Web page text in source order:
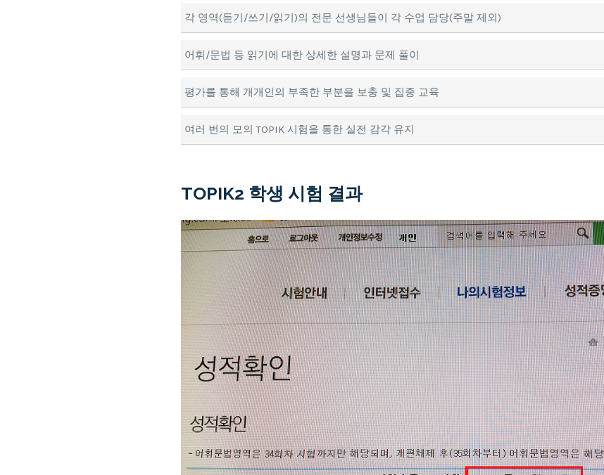
각 영역(듣기/쓰기/읽기)의 전문 선생님들이 각 수업 담당(주말 제외)
어휘/문법 등 읽기에 대한 상세한 설명과 문제 풀이
평가를 통해 개개인의 부족한 부분을 보충 및 집중 교육
여러 번의 모의 TOPIK 시험을 통한 실전 감각 유지
TOPIK2 학생 시험 결과